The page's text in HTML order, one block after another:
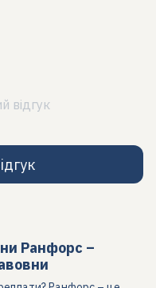
відгук
Ранфорс –